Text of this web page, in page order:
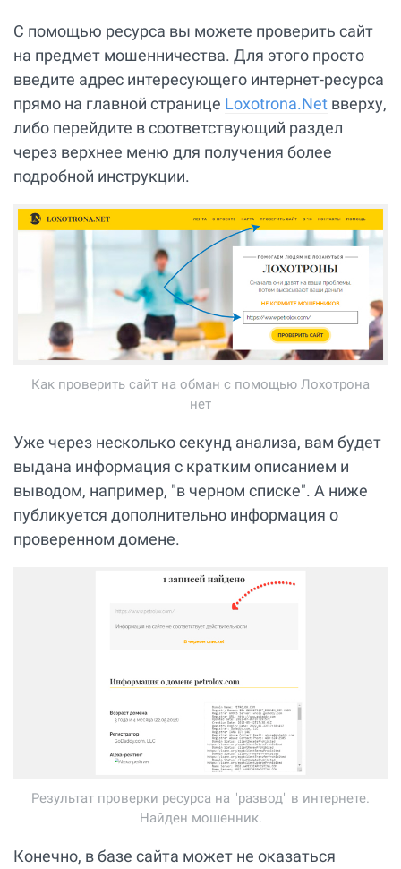
С помощью ресурса вы можете проверить сайт
на предмет мошенничества. Для этого просто
введите адрес интересующего интернет-ресурса
прямо на главной странице Loxotrona.Net вверху,
либо перейдите в соответствующий раздел
через верхнее меню для получения более
подробной инструкции.
Как проверить сайт на обман с помощью Лохотрона
нет
Уже через несколько секунд анализа, вам будет
выдана информация с кратким описанием и
выводом, например, "в черном списке". А ниже
публикуется дополнительно информация о
проверенном домене.
Результат проверки ресурса на "развод" в интернете.
Найден мошенник.
Конечно, в базе сайта может не оказаться